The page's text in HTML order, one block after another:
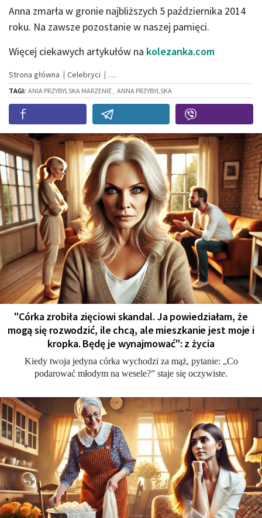
Anna zmarła w gronie najbliższych 5 października 2014
roku. Na zawsze pozostanie w naszej pamięci.
Więcej ciekawych artykułów na kolezanka.com
Strona główna Celebryci
TAGI: ANIA PRZYBYLSKA MARZENIE , ANNA PRZYBYLSKA
"Córka zrobiła zięciowi skandal. Ja powiedziałam, że
mogą się rozwodzić, ile chcą, ale mieszkanie jest moje i
kropka. Będę je wynajmować": z życia
Kiedy twoja jedyna córka wychodzi za mąż, pytanie: „Co
podarować młodym na wesele?” staje się oczywiste.